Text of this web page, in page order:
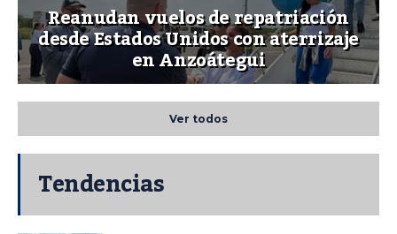
Reanudan vuelos de repatriación
desde Estados Unidos con aterrizaje
en Anzoátegui
Ver todos
Tendencias